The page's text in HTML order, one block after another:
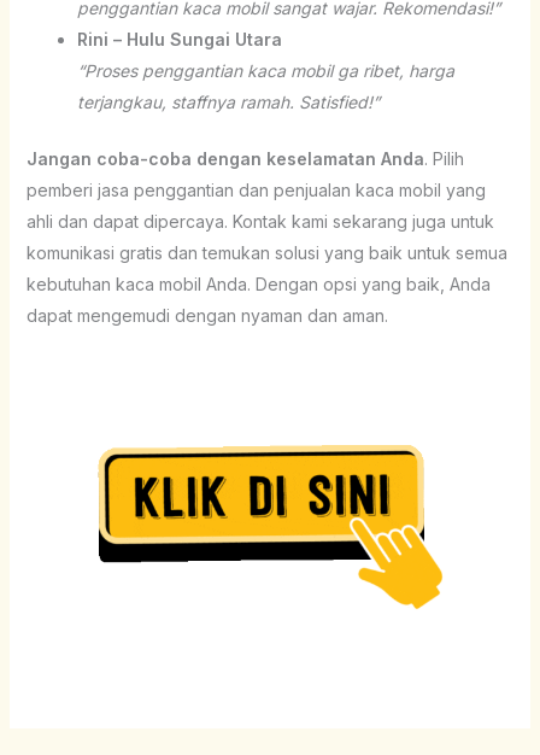
penggantian kaca mobil sangat wajar. Rekomendasi!”
Rini – Hulu Sungai Utara
“Proses penggantian kaca mobil ga ribet, harga
terjangkau, staffnya ramah. Satisfied!”
Jangan coba-coba dengan keselamatan Anda. Pilih
pemberi jasa penggantian dan penjualan kaca mobil yang
ahli dan dapat dipercaya. Kontak kami sekarang juga untuk
komunikasi gratis dan temukan solusi yang baik untuk semua
kebutuhan kaca mobil Anda. Dengan opsi yang baik, Anda
dapat mengemudi dengan nyaman dan aman.